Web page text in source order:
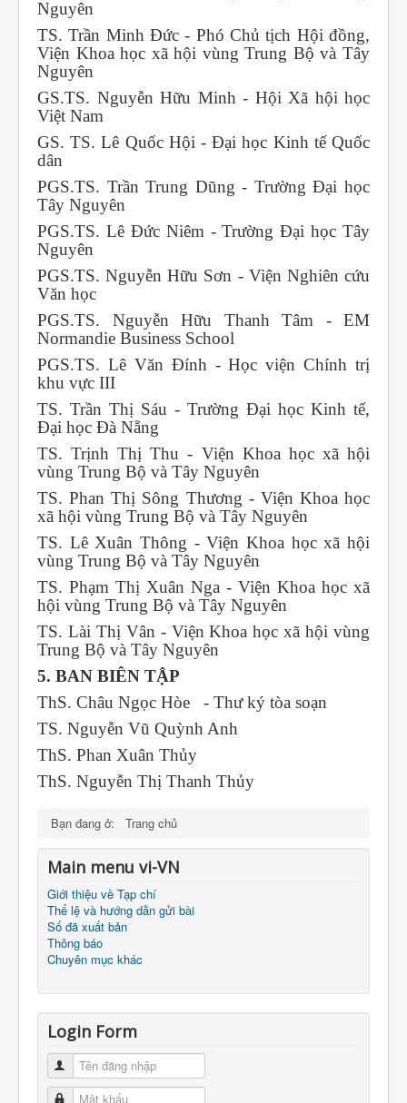
Nguyên
TS. Trần Minh Đức - Phó Chủ tịch Hội đồng,
Viện Khoa học xã hội vùng Trung Bộ và Tây
Nguyên
GS.TS. Nguyễn Hữu Minh - Hội Xã hội học
Việt Nam
GS. TS. Lê Quốc Hội - Đại học Kinh tế Quốc
dân
PGS.TS. Trần Trung Dũng - Trường Đại học
Tây Nguyên
PGS.TS. Lê Đức Niêm - Trường Đại học Tây
Nguyên
PGS.TS. Nguyễn Hữu Sơn - Viện Nghiên cứu
Văn học
PGS.TS. Nguyễn Hữu Thanh Tâm - EM
Normandie Business School
PGS.TS. Lê Văn Đính - Học viện Chính trị
khu vực III
TS. Trần Thị Sáu - Trường Đại học Kinh tế,
Đại học Đà Nẵng
TS. Trịnh Thị Thu - Viện Khoa học xã hội
vùng Trung Bộ và Tây Nguyên
TS. Phan Thị Sông Thương - Viện Khoa học
xã hội vùng Trung Bộ và Tây Nguyên
TS. Lê Xuân Thông - Viện Khoa học xã hội
vùng Trung Bộ và Tây Nguyên
TS. Phạm Thị Xuân Nga - Viện Khoa học xã
hội vùng Trung Bộ và Tây Nguyên
TS. Lài Thị Vân - Viện Khoa học xã hội vùng
Trung Bộ và Tây Nguyên
5. BAN BIÊN TẬP
ThS. Châu Ngọc Hòe - Thư ký tòa soạn
TS. Nguyễn Vũ Quỳnh Anh
ThS. Phan Xuân Thủy
ThS. Nguyễn Thị Thanh Thủy
Bạn đang ở: Trang chủ
Main menu vi-VN
Giới thiệu về Tạp chí
Thể lệ và hướng dẫn gửi bài
Số đã xuất bản
Thông báo
Chuyên mục khác
Login Form
Tên đăng nhập
Mật khẩu